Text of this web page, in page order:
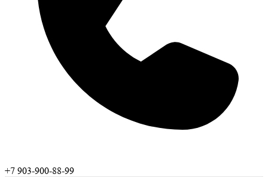
+7 903-900-88-99